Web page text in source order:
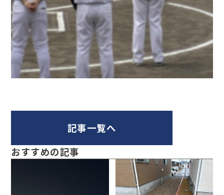
記事一覧へ
おすすめの記事